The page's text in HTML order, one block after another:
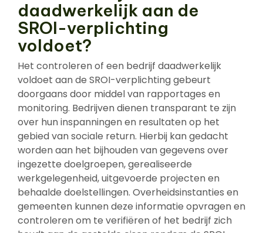
daadwerkelijk aan de
SROI-verplichting
voldoet?
Het controleren of een bedrijf daadwerkelijk
voldoet aan de SROI-verplichting gebeurt
doorgaans door middel van rapportages en
monitoring. Bedrijven dienen transparant te zijn
over hun inspanningen en resultaten op het
gebied van sociale return. Hierbij kan gedacht
worden aan het bijhouden van gegevens over
ingezette doelgroepen, gerealiseerde
werkgelegenheid, uitgevoerde projecten en
behaalde doelstellingen. Overheidsinstanties en
gemeenten kunnen deze informatie opvragen en
controleren om te verifiëren of het bedrijf zich